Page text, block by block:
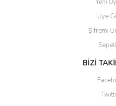
Yeni
Üye
Şifremi
BİZİ